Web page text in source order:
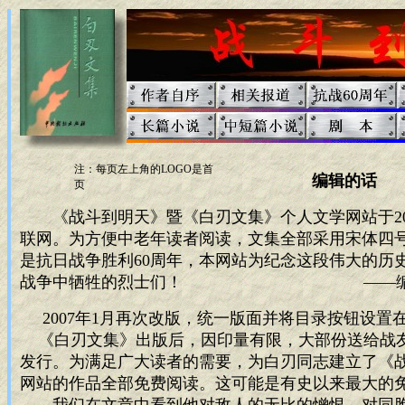
编辑的话
《战斗到明天》暨《白刃文集》个人文学网站于
联网。为方便中老年读者阅读，文集全部采用宋体四
是抗日战争胜利60周年，本网站为纪念这段伟大的历
战争中牺牲的烈士们！ ——编辑
2007年1月再次改版，统一版面并将目录按钮设置
《白刃文集》出版后，因印量有限，大部份送给战
发行。为满足广大读者的需要，为白刃同志建立了《
网站的作品全部免费阅读。这可能是有史以来最大的
注：每页左上角的LOGO是首
页